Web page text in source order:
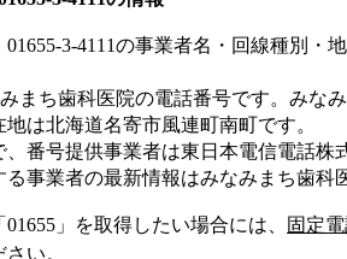
01655-3-4111の事業者名・回線種別・
まち歯科医院の電話番号です。 みな
地は北海道名寄市風連町南町です。
、番号提供事業者は東日本電信電話株
る事業者の最新情報はみなみまち歯科
01655 」を取得したい場合には、
固定
い。